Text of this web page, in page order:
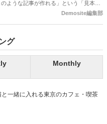
ような記事が作れる」という「見本」
Demosite編集部
グ
Monthly
一緒に入れる東京のカフェ・喫茶